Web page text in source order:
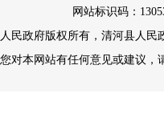
网站标识码：
民政府版权所有，清河县人
对本网站有任何意见或建议，